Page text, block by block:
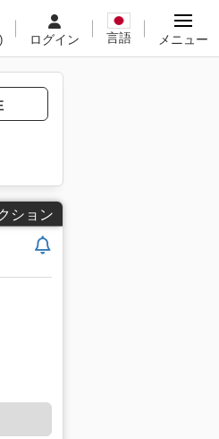
ログイン 言語 メニュー
ション